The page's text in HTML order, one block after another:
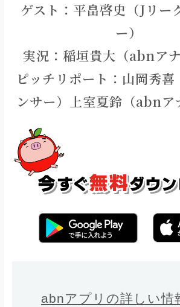
ゲスト：平畠啓史（Jリー
ー）
実況：稲垣貴大（abnアナ
ピッチリポート：山岡秀
ンサー）上室夏鈴（abnア
abnアプリの詳しい情